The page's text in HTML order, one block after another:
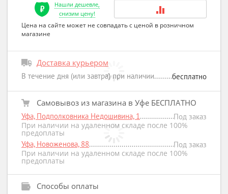
Нашли дешевле,
снизим цену!
Цена на сайте может не совпадать с ценой в розничном
магазине
Доставка курьером
В течение дня (или завтра) при наличии бесплатно
Самовывоз из магазина в Уфе БЕСПЛАТНО
Уфа, Подполковника Недошивина, 1
Под заказ
При наличии на удаленном складе после 100%
предоплаты
Уфа, Новоженова, 88
Под заказ
При наличии на удаленном складе после 100%
предоплаты
Способы оплаты